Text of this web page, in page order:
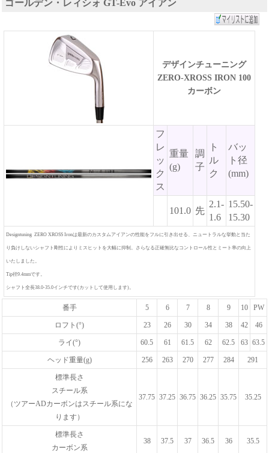
ゴールデン・レィシォ GT-Evo アイアン
デザインチューニング
ZERO-XROSS IRON 100
カーボン
フ
レ
ッ
ク
ス
重量
(g)
調
子
ト
ル
ク
バッ
ト径
(mm)
101.0 先
2.1-
1.6
15.50-
15.30
Designtuning ZERO XROSS Ironは最新のカスタムアイアンの性能をフルに引き出せる、ニュートラルな挙動と当た
り負けしないシャフト剛性によりミスヒットを大幅に抑制。さらなる正確無比なコントロール性とミート率の向上
いたしました。
Tip径9.4mmです。
シャフト全長38.0-35.0インチです(カットして使用します)。
番手 5 6 7 8 9 10 PW
ロフト(°) 23 26 30 34 38 42 46
ライ(°) 60.5 61 61.5 62 62.5 63 63.5
ヘッド重量(g) 256 263 270 277 284 291
標準長さ
スチール系
（ツアーADカーボンはスチール系にな
ります）
37.75 37.25 36.75 36.25 35.75 35.25
標準長さ
カーボン系
38 37.5 37 36.5 36 35.5